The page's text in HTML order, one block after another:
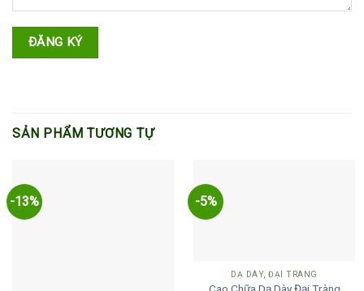
SẢN PHẨM TƯƠNG TỰ
-13% -5%
DẠ DÀY, ĐẠI TRÀNG